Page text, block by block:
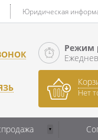
Юридическая
Режим
Нет